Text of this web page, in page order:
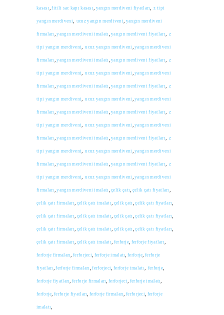
kasası ,fitili sac kapı kasası yangın merdiveni fiyatları ,z tipi
yangın merdiveni ucuz yangın merdiveni yangın merdiveni
firmaları ,yangın merdiveni imalatı ,yangın merdiveni fiyatları z
tipi yangın merdiveni ,ucuz yangın merdiveni ,yangın merdiveni
firmaları ,yangın merdiveni imalatı ,yangın merdiveni fiyatları z
tipi yangın merdiveni ,ucuz yangın merdiveni ,yangın merdiveni
firmaları ,yangın merdiveni imalatı ,yangın merdiveni fiyatları z
tipi yangın merdiveni ,ucuz yangın merdiveni ,yangın merdiveni
firmaları ,yangın merdiveni imalatı ,yangın merdiveni fiyatları z
tipi yangın merdiveni ,ucuz yangın merdiveni ,yangın merdiveni
firmaları ,yangın merdiveni imalatı ,yangın merdiveni fiyatları z
tipi yangın merdiveni ,ucuz yangın merdiveni ,yangın merdiveni
firmaları ,yangın merdiveni imalatı ,yangın merdiveni fiyatları z
tipi yangın merdiveni ,ucuz yangın merdiveni ,yangın merdiveni
firmaları ,yangın merdiveni imalatı ,çelik çatı çelik çatı fiyatları
çelik çatı firmaları çelik çatı imalatı çelik çatı ,çelik çatı fiyatları
çelik çatı firmaları çelik çatı imalatı çelik çatı ,çelik çatı fiyatları
çelik çatı firmaları çelik çatı imalatı çelik çatı ,çelik çatı fiyatları
çelik çatı firmaları çelik çatı imalatı ferforje ferforje fiyatları
ferforje firmaları ,ferforjeci ferforje imalatı ,ferforje ,ferforje
fiyatları ,ferforje firmaları ,ferforjeci ferforje imalatı ferforje
ferforje fiyatları ,ferforje firmaları ,ferforjeci ferforje imalatı
ferforje ,ferforje fiyatları ,ferforje firmaları ,ferforjeci ferforje
imalatı